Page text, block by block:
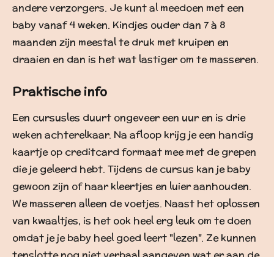
andere verzorgers. Je kunt al meedoen met een
baby vanaf 4 weken. Kindjes ouder dan 7 à 8
maanden zijn meestal te druk met kruipen en
draaien en dan is het wat lastiger om te masseren.
Praktische info
Een cursusles duurt ongeveer een uur en is drie
weken achterelkaar. Na afloop krijg je een handig
kaartje op creditcard formaat mee met de grepen
die je geleerd hebt. Tijdens de cursus kan je baby
gewoon zijn of haar kleertjes en luier aanhouden.
We masseren alleen de voetjes. Naast het oplossen
van kwaaltjes, is het ook heel erg leuk om te doen
omdat je je baby heel goed leert "lezen". Ze kunnen